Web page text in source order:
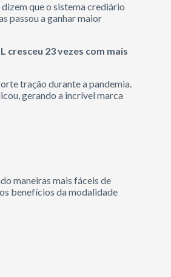
que o sistema crediário
passou a ganhar maior
cresceu 23 vezes com mais
tração durante a pandemia.
gerando a incrível marca
maneiras mais fáceis de
benefícios da modalidade